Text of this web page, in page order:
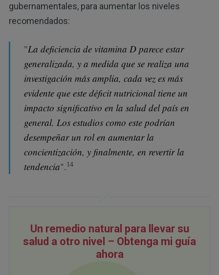
gubernamentales, para aumentar los niveles
recomendados:
"La deficiencia de vitamina D parece estar
generalizada, y a medida que se realiza una
investigación más amplia, cada vez es más
evidente que este déficit nutricional tiene un
impacto significativo en la salud del país en
general. Los estudios como este podrían
desempeñar un rol en aumentar la
concientización, y finalmente, en revertir la
tendencia". 14
Un remedio natural para llevar su
salud a otro nivel – Obtenga mi guía
ahora